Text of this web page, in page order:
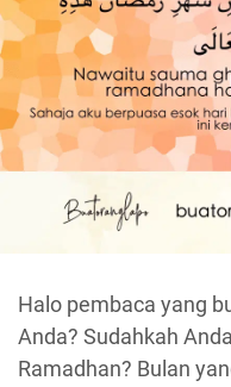
Halo pembaca yang
Anda? Sudahkah
Ramadhan? Bulan